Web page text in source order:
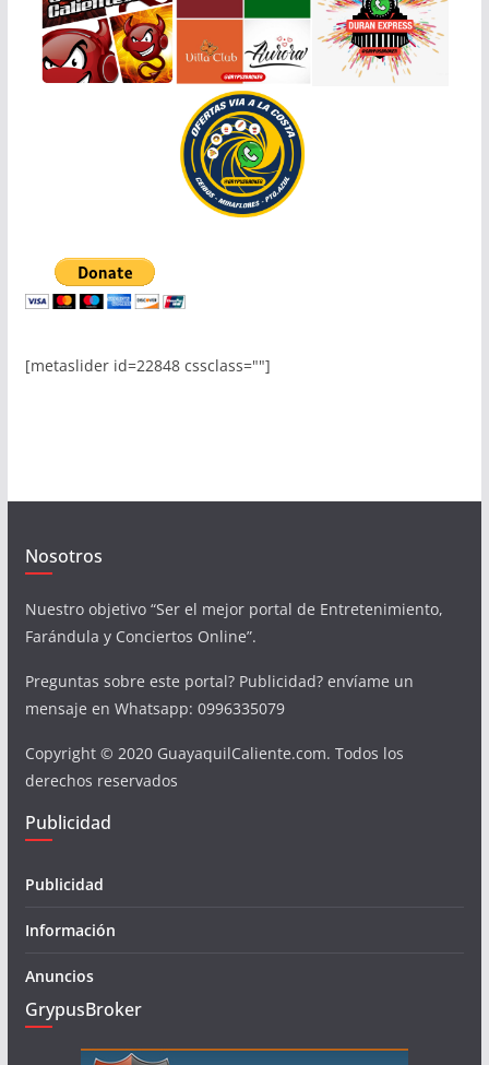
[metaslider id=22848 cssclass=""]
Nosotros
Nuestro objetivo “Ser el mejor portal de Entretenimiento,
Farándula y Conciertos Online”.
Preguntas sobre este portal? Publicidad? envíame un
mensaje en Whatsapp: 0996335079
Copyright © 2020 GuayaquilCaliente.com. Todos los
derechos reservados
Publicidad
Publicidad
Información
Anuncios
GrypusBroker